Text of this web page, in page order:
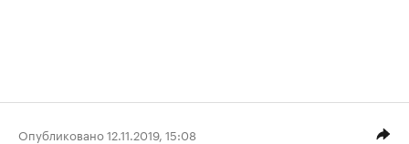
Опубликовано 12.11.2019, 15:08